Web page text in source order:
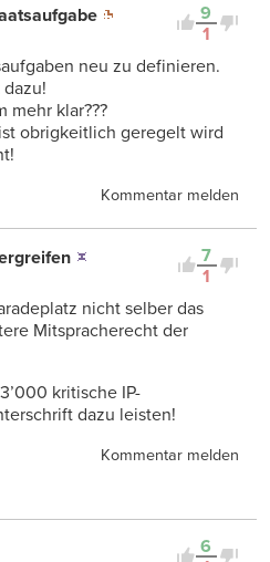
9
1
neu zu definieren.
mehr klar???
obrigkeitlich geregelt wird
Kommentar melden
7
1
nicht selber das
Mitspracherecht der
kritische IP-
dazu leisten!
Kommentar melden
6